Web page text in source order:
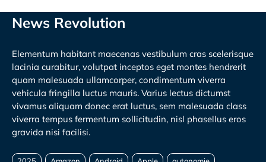
News Revolution
Elementum habitant maecenas vestibulum cras scelerisque
lacinia curabitur, volutpat inceptos eget montes hendrerit
quam malesuada ullamcorper, condimentum viverra
vehicula fringilla luctus mauris. Varius lectus dictumst
vivamus aliquam donec erat luctus, sem malesuada class
viverra tempus fermentum sollicitudin, nisl phasellus eros
gravida nisi facilisi.